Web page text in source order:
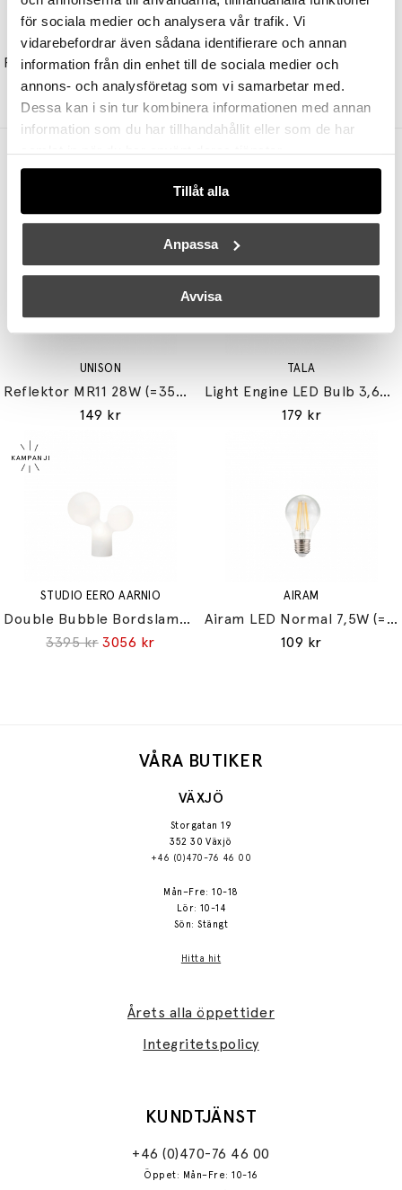
för sociala medier och analysera vår trafik. Vi
vidarebefordrar även sådana identifierare och annan
information från din enhet till de sociala medier och
annons- och analysföretag som vi samarbetar med.
Dessa kan i sin tur kombinera informationen med annan
information som du har tillhandahållit eller som de har
samlat in när du har använt deras tjänster.
Tillåt alla
Anpassa
Avvisa
&TRADITION
Flowerpot Pendel VP1 Ø23cm Cobalt Blue
2680 kr 2144 kr
&TRADITION
2080 kr 1664 kr
Andra köpte även
UNISON
Reflektor MR11 28W (=35W) GU10
149 kr
TALA
Light Engine LED Bulb 3,6W (=33W) 2700K G9 Lightly Frosted
179 kr
STUDIO EERO AARNIO
Double Bubble Bordslampa Small
3395 kr 3056 kr
AIRAM
Airam LED Normal 7,5W (=60W) E27
109 kr
VÅRA BUTIKER
VÄXJÖ
Storgatan 19
352 30 Växjö
+46 (0)470-76 46 00
Mån–Fre: 10-18
Lör: 10-14
Sön: Stängt
Hitta hit
Årets alla öppettider
Integritetspolicy
KUNDTJÄNST
+46 (0)470-76 46 00
Öppet: Mån–Fre: 10-16